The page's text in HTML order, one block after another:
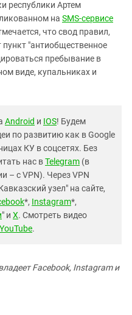
республики Артем
на SMS-сервисе
что свод правил,
пункт "антиобщественное
пребывание в
виде, купальниках и
Android и IOS! Будем
по развитию как в Google
КУ в соцсетях. Без
нас вTelegram (в
– с VPN). Через VPN
узел" на сайте,
*, Instagram*,
" и X. Смотреть видео
YouTube.
Facebook, Instagram и